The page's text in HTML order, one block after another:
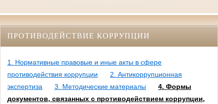
ПРОТИВОДЕЙСТВИЕ КОРРУПЦИИ
1. Нормативные правовые и иные акты в сфере
противодействия коррупции
2. Антикоррупционная
экспертиза
3. Методические материалы
4. Формы
документов, связанных с противодействием коррупции,